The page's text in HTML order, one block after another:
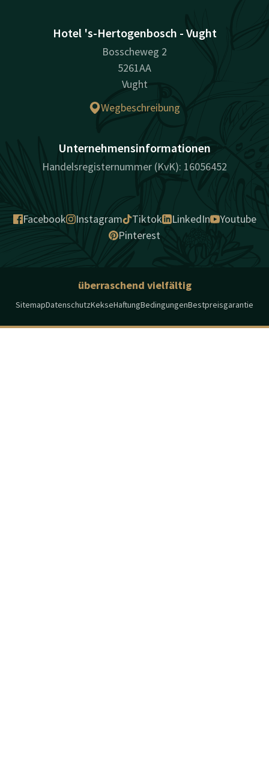
Hotel 's-Hertogenbosch - Vught
Bosscheweg 2
5261AA
Vught
Wegbeschreibung
Unternehmensinformationen
Handelsregisternummer (KvK): 16056452
Facebook Instagram Tiktok LinkedIn
Youtube
Pinterest
überraschend vielfältig
SitemapDatenschutzKekseHaftungBedingungenBestpreisgarantie